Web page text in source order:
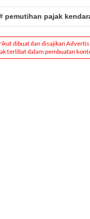
pajak kendaraan